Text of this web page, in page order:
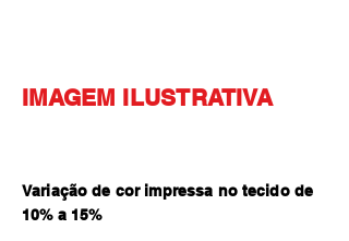
IMAGEM ILUSTRATIVA
Variação de cor impressa no tecido de
10% a 15%